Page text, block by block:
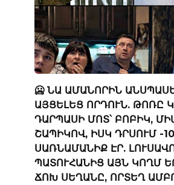
🥶 ՆԱ ԱՄԱՆՈՐԻՆ
ԱՅՑԵԼԵՑ ՈՐԴՈՒՆ. ԹՈՌԸ
ԴԱՐՊԱՍԻ ՄՈՏ՝ ԲՈԲԻԿ,
ՇԱՊԻԿՈՎ, ԻՍԿ ԴՐՍՈՒՄ -
ՍԱՌՆԱՄԱՆԻՔ ԷՐ.
ՊԱՏՈՒՀԱՆԻՑ ԱՅՆ ԿՈՂՄ
ՃՈԽ ՍԵՂԱՆԸ, ՈՐՏԵՂ